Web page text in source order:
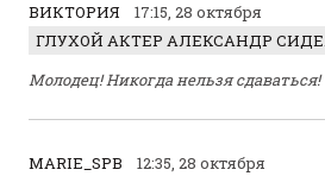
ВИКТОРИЯ
17:15, 28 октября
Молодец! Никогда нельзя сдаваться!
MARIE_SPB
12:35, 28 октября